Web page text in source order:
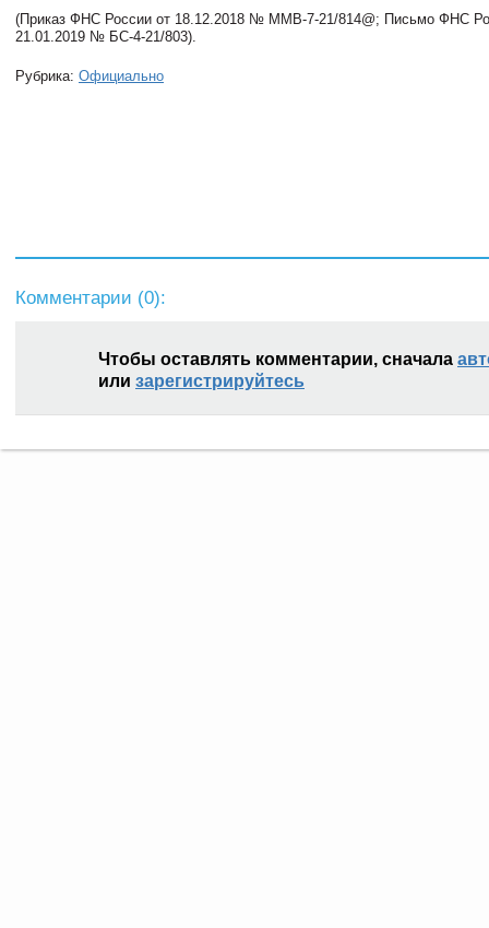
(Приказ ФНС России от 18.12.2018 № ММВ-7-21/814@; Письмо ФНС
21.01.2019 № БС-4-21/803).
Рубрика: Официально
Комментарии (0):
Чтобы оставлять комментарии, сначала
или зарегистрируйтесь